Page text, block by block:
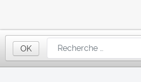
OK